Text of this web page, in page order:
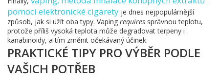
pomocí elektronické cigarety je dnes nejpopulárnější
způsob, jak si užít oba typy. Vaping requires správnou teplotu,
protože příliš vysoká teplota může degradovat terpeny i
kanabinoidy, a tím změnit očekávaný účinek.
PRAKTICKÉ TIPY PRO VÝBĚR PODLE
VAŠICH POTŘEB